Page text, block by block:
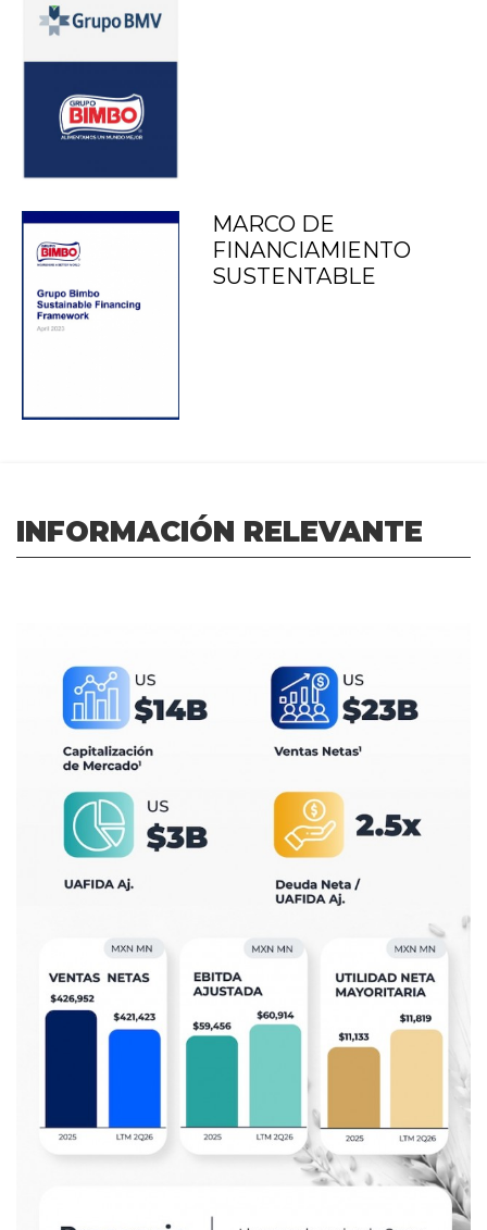
MARCO DE
FINANCIAMIENTO
SUSTENTABLE
INFORMACIÓN RELEVANTE